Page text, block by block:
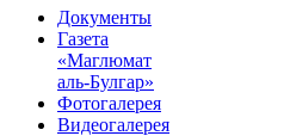
Документы
Газета
«Маглюмат
аль-Булгар»
Фотогалерея
Видеогалерея